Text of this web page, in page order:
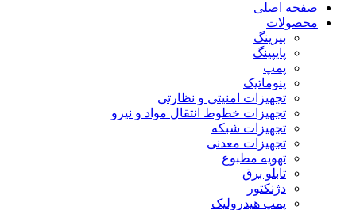
صفحه اصلی
محصولات
بیرینگ
پایپینگ
پمپ
پنوماتیک
تجهیزات امنیتی و نظارتی
تجهیزات خطوط انتقال مواد و نیرو
تجهیزات شبکه
تجهیزات معدنی
تهویه مطبوع
تابلو برق
دژنکتور
پمپ هیدرولیک